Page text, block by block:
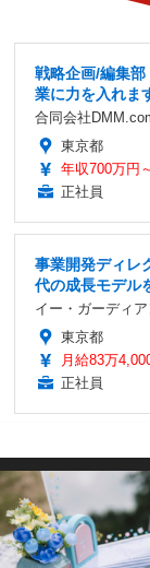
戦略企画/編集
業に力を入れま
合同会社
東京都
年収700万円
正社員
事業開発ディレ
代の成長モデル
イー・ガーディ
東京都
月給83万
正社員